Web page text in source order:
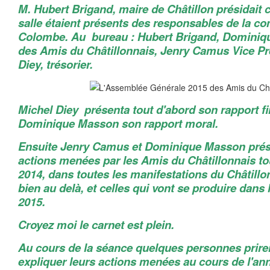
M. Hubert Brigand, maire de Châtillon présidait
salle étaient présents des responsables de la
Colombe. Au bureau : Hubert Brigand,
des Amis du Châtillonnais, Jenry Camus Vice
Diey, trésorier.
Michel Diey présenta tout d'abord son rapport
Dominique Masson son rapport moral.
Ensuite Jenry Camus et Dominique Masson
actions menées par les Amis du Châtillonnais
2014, dans toutes les manifestations du
bien au delà, et celles qui vont se produire dans
2015.
Croyez moi le carnet est plein.
Au cours de la séance quelques personnes
expliquer leurs actions menées au cours de